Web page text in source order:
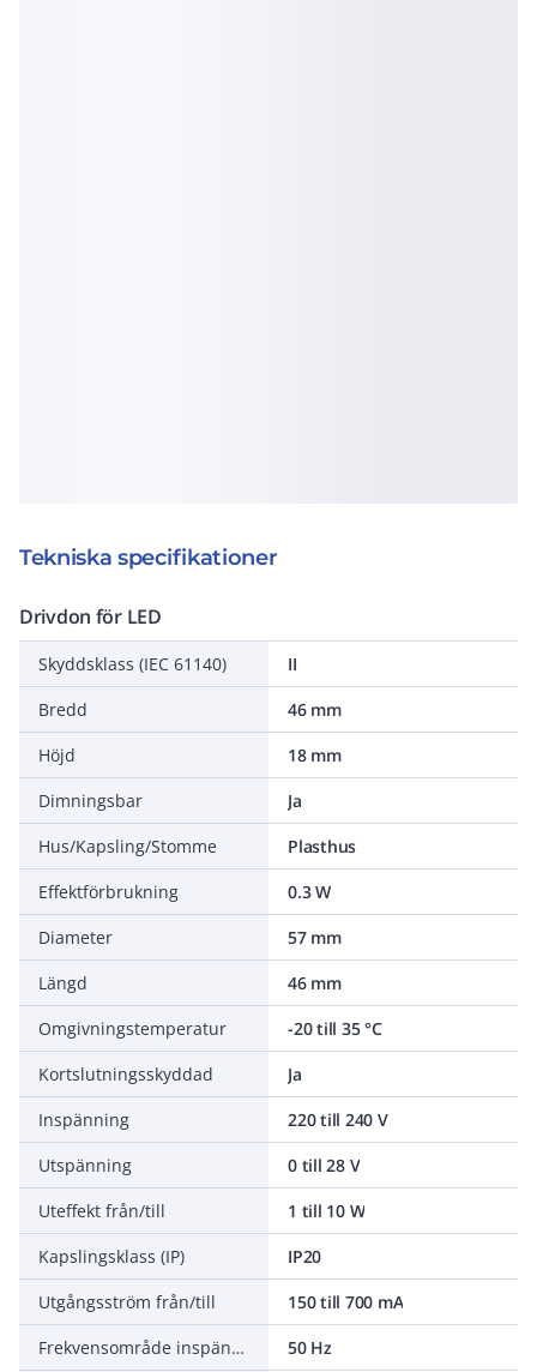
Tekniska specifikationer
Drivdon för LED
Skyddsklass (IEC 61140)
II
Bredd
46 mm
Höjd
18 mm
Dimningsbar
Ja
Hus/Kapsling/Stomme
Plasthus
Effektförbrukning
0.3 W
Diameter
57 mm
Längd
46 mm
Omgivningstemperatur
-20 till 35 °C
Kortslutningsskyddad
Ja
Inspänning
220 till 240 V
Utspänning
0 till 28 V
Uteffekt från/till
1 till 10 W
Kapslingsklass (IP)
IP20
Utgångsström från/till
150 till 700 mA
Frekvensområde inspänning
50 Hz